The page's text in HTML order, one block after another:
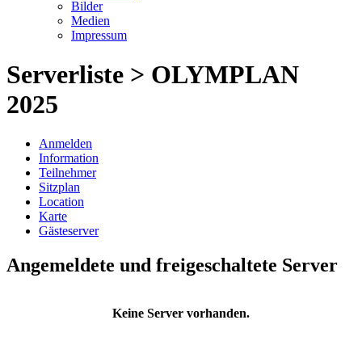
Bilder
Medien
Impressum
Serverliste > OLYMPLAN
2025
Anmelden
Information
Teilnehmer
Sitzplan
Location
Karte
Gästeserver
Angemeldete und freigeschaltete Server
Keine Server vorhanden.